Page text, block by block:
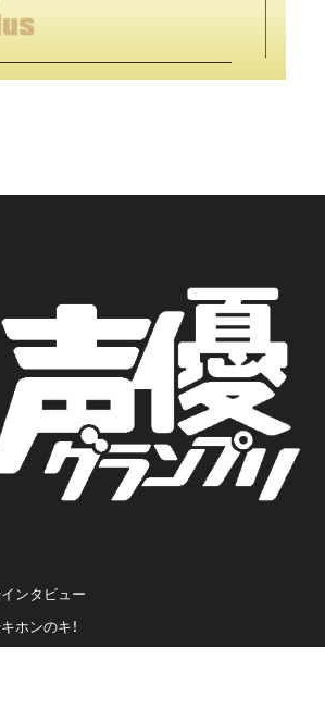
ンタビュー
ホンのキ！